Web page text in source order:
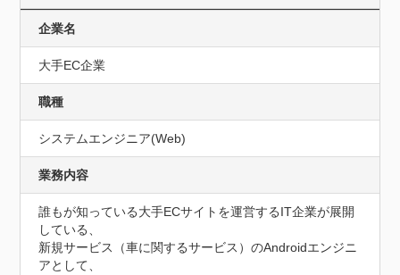
企業名
大手EC企業
職種
システムエンジニア(Web)
業務内容
誰もが知っている大手ECサイトを運営するIT企業が展開
している、
新規サービス（車に関するサービス）のAndroidエンジニ
アとして、